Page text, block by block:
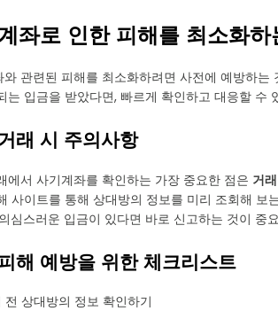
좌로 인한 피해를 최소화하
와 관련된 피해를 최소화하려면 사전에 예방하
는 입금을 받았다면, 빠르게 확인하고 대응할 수
래 시 주의사항
에서 사기계좌를 확인하는 가장 중요한 점은 거
사이트를 통해 상대방의 정보를 미리 조회해 보
심스러운 입금이 있다면 바로 신고하는 것이 중
해 예방을 위한 체크리스트
전 상대방의 정보 확인하기